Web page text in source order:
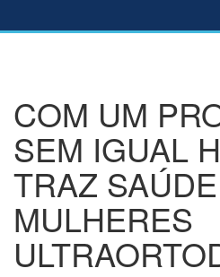
COM UM
SEM IGUAL
TRAZ
MULHERES